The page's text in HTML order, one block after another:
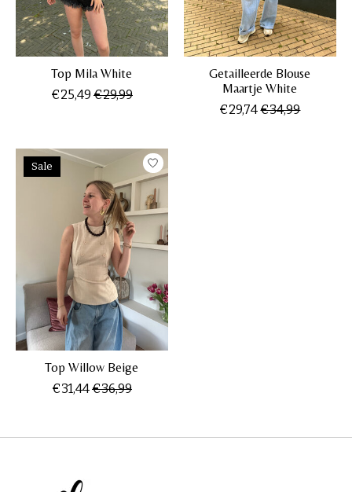
Top Mila White
€25,49 €29,99
Getailleerde Blouse
Maartje White
€29,74€34,99
Sale
Top Willow Beige
€31,44€36,99